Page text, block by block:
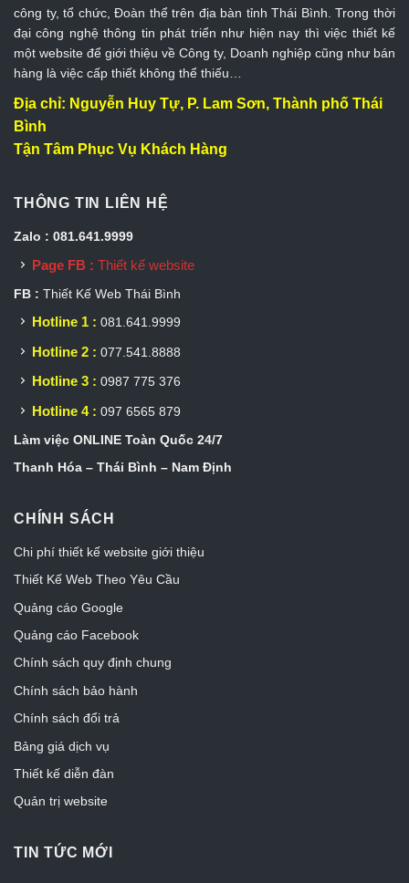
công ty, tổ chức, Đoàn thể trên địa bàn tỉnh Thái Bình. Trong thời
đại công nghệ thông tin phát triển như hiện nay thì việc thiết kế
một website để giới thiệu về Công ty, Doanh nghiệp cũng như bán
hàng là việc cấp thiết không thể thiếu…
Địa chỉ: Nguyễn Huy Tự, P. Lam Sơn, Thành phố Thái
Bình
Tận Tâm Phục Vụ Khách Hàng
THÔNG TIN LIÊN HỆ
Zalo : 081.641.9999
Page FB : Thiết kế website
FB : Thiết Kế Web Thái Bình
Hotline 1 : 081.641.9999
Hotline 2 : 077.541.8888
Hotline 3 : 0987 775 376
Hotline 4 : 097 6565 879
Làm việc ONLINE Toàn Quốc 24/7
Thanh Hóa – Thái Bình – Nam Định
CHÍNH SÁCH
Chi phí thiết kế website giới thiệu
Thiết Kế Web Theo Yêu Cầu
Quảng cáo Google
Quảng cáo Facebook
Chính sách quy định chung
Chính sách bảo hành
Chính sách đổi trả
Bảng giá dịch vụ
Thiết kế diễn đàn
Quản trị website
TIN TỨC MỚI